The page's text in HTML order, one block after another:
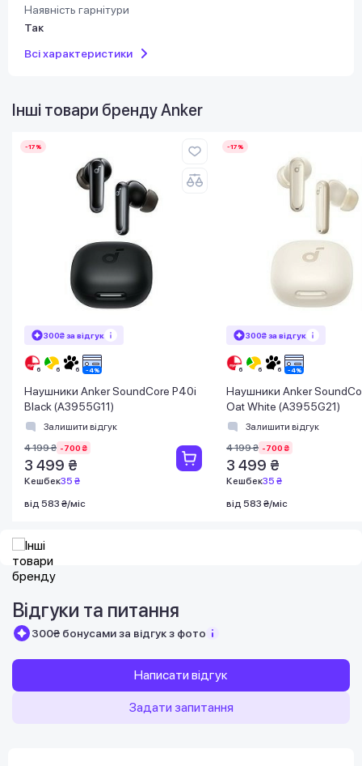
Наявність гарнітури
Так
Всі характеристики
Інші товари брендуAnker
-17%
300₴ за відгук
Наушники Anker SoundCore P40i
Black (A3955G11)
Залишити відгук
4 199 ₴ -700 ₴
3 499 ₴
Кешбек35 ₴
від 583 ₴/міс
-17%
300₴ за відгук
Наушники Anker
Oat White (A3955G21)
Залишити відгук
4 199 ₴ -700 ₴
3 499 ₴
Кешбек35 ₴
від 583 ₴/міс
Відгуки та питання
300₴ бонусами за відгук з фото
Написати відгук
Задати запитання